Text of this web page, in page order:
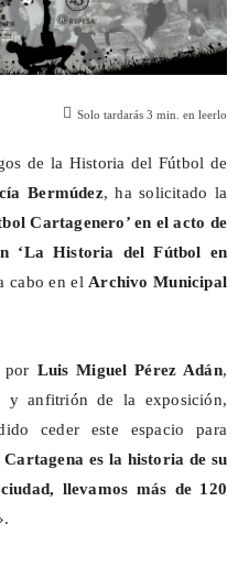
Solo tardarás 3 min. en leerlo
de la Historia del Fútbol de
Bermúdez, ha solicitado la
Cartagenero’ en el acto de
‘La Historia del Fútbol en
cabo en el Archivo Municipal
por Luis Miguel Pérez Adán,
y anfitrión de la exposición,
ceder este espacio para
es la historia de su
llevamos más de 120